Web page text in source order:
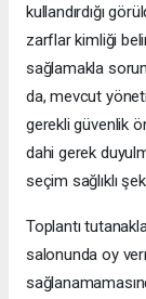
kullandırdığı
zarflar kimliği
sağlamakla
da, mevcut
gerekli güvenlik
dahi gerek
seçim sağlıklı
Toplantı
salonunda oy